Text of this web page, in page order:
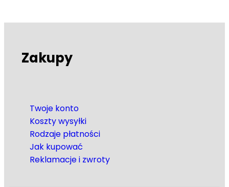
Zakupy
Twoje konto
Koszty wysyłki
Rodzaje płatności
Jak kupować
Reklamacje i zwroty